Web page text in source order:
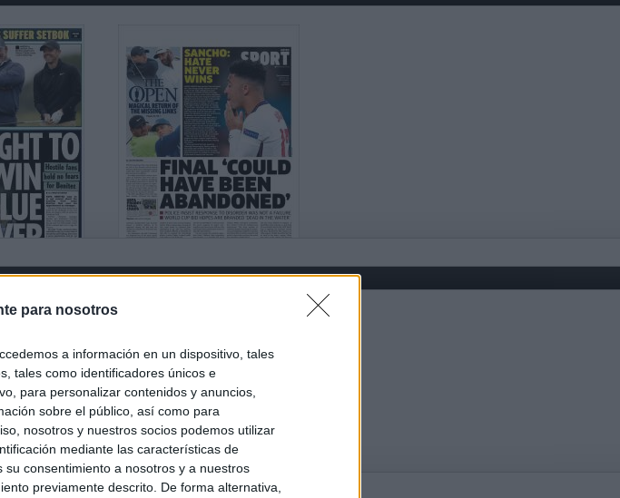
para nosotros
a información en un dispositivo, tales
tales como identificadores únicos e
para personalizar contenidos y anuncios,
sobre el público, así como para
nosotros y nuestros socios podemos utilizar
mediante las características de
consentimiento a nosotros y a nuestros
previamente descrito. De forma alternativa,